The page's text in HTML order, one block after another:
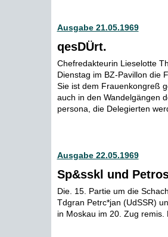
Ausgabe 21.05.1969
qesDÜrt.
Chefredakteurin Lieselotte
Dienstag im BZ-Pavillon die
Sie ist dem Frauenkongreß
auch in den Wandelgängen
persona, die Delegierten
Ausgabe 22.05.1969
Sp&sskl und
Die. 15. Partie um die
Tdgran Petrc*jan (UdSSR)
in Moskau im 20. Zug remis.